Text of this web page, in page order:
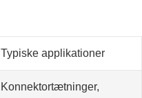
Typiske applikationer
Konnektortætninger,